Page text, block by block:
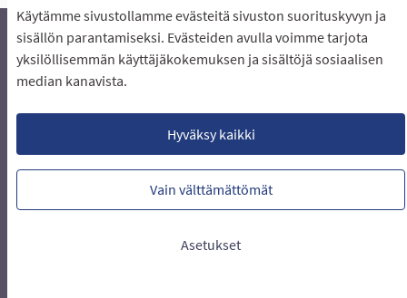
Käytämme sivustollamme evästeitä sivuston suorituskyvyn ja
sisällön parantamiseksi. Evästeiden avulla voimme tarjota
yksilöllisemmän käyttäjäkokemuksen ja sisältöjä sosiaalisen
median kanavista.
Hyväksy kaikki
Vain välttämättömät
Asetukset
Äänestyksen pikaohjeet
Usein kysytyt kysymykset
Näin äänestät Asukasbudjetissa
Lataa avoimet datatiedostot
Evästeasetukset
Verkkosivusto luotuvapaan ohjelmiston